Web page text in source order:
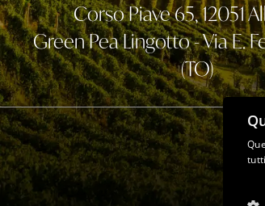
Corso Piave 65, 12051
Green Pea Lingotto - Via E.
(TO)